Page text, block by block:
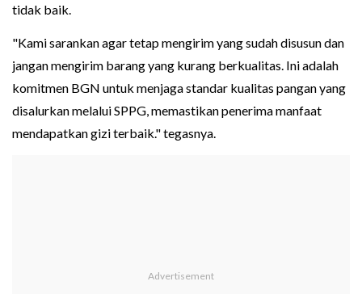
tidak baik.
"Kami sarankan agar tetap mengirim yang sudah disusun dan
jangan mengirim barang yang kurang berkualitas. Ini adalah
komitmen BGN untuk menjaga standar kualitas pangan yang
disalurkan melalui SPPG, memastikan penerima manfaat
mendapatkan gizi terbaik." tegasnya.